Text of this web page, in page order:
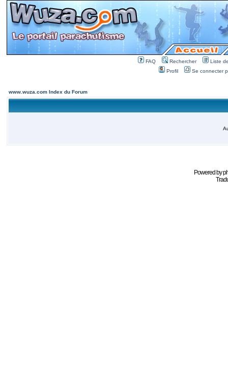
FAQ Rechercher
Liste
Profil
Se connecter
www.wuza.com Index du Forum
Powered by